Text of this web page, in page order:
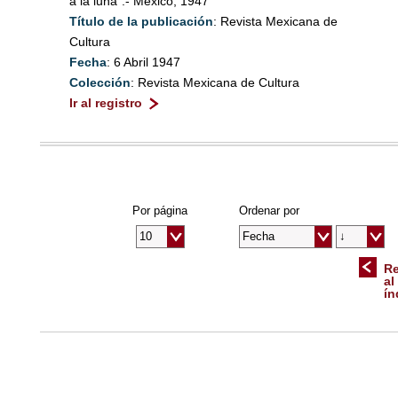
Título de la publicación: Revista Mexicana de
Cultura
Fecha: 6 Abril 1947
Colección: Revista Mexicana de Cultura
Ir al registro
Ordenar por
Por página
al